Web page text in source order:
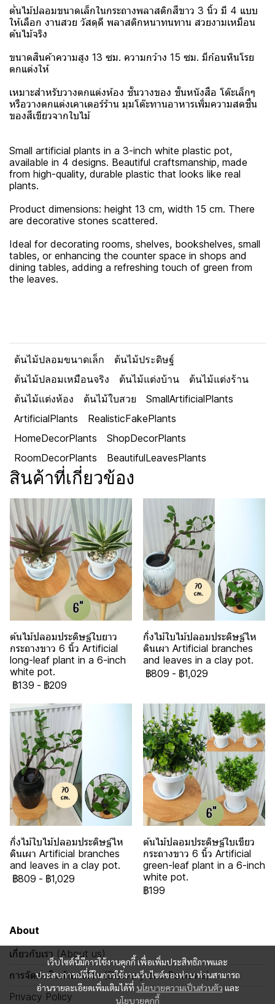
ต้่นไม้ปลอมขนาดเล็กในกระถางพลาสติกสีขาว 3 นิ้ว มี 4 แบบ
ให้เลือก งานสวย วัสดุดี พลาสติกหนาทนทาน สวยงามเหมือน
ต้นไม้จริง
ขนาดสินค้าความสูง 13 ซม. ความกว้าง 15 ซม. มีก้อนหินโรย
ตกแต่งให้
เหมาะสำหรับวางตกแต่งห้อง ชั้นวางของ ชั้นหนังสือ โต๊ะเล็กๆ
หรือวางตกแต่งเคาเตอร์ร้าน มุมโต๊ะทานอาหารเพิ่มความสดชื่น
ของสีเขียวจากใบไม้
Small artificial plants in a 3-inch white plastic pot,
available in 4 designs. Beautiful craftsmanship, made
from high-quality, durable plastic that looks like real
plants.
Product dimensions: height 13 cm, width 15 cm. There
are decorative stones scattered.
Ideal for decorating rooms, shelves, bookshelves, small
tables, or enhancing the counter space in shops and
dining tables, adding a refreshing touch of green from
the leaves.
ต้นไม้ปลอมขนาดเล็ก
ต้นไม้ประดิษฐ์
ต้นไม้ปลอมเหมือนจริง
ต้นไม้แต่งบ้าน
ต้นไม้แต่งร้าน
ต้นไม้แต่งห้อง
ต้นไม้ใบสวย
SmallArtificialPlants
ArtificialPlants
RealisticFakePlants
HomeDecorPlants
ShopDecorPlants
RoomDecorPlants
BeautifulLeavesPlants
สินค้าที่เกี่ยวข้อง
ต้นไม้ปลอมประดิษฐ์ใบยาว
กระถางขาว 6 นิ้ว Artificial
long-leaf plant in a 6-inch
white pot.
฿139 - ฿209
กิ่งไม้ใบไม้ปลอมประดิษฐ์ไห
ดินเผา Artificial branches
and leaves in a clay pot.
฿809 - ฿1,029
กิ่งไม้ใบไม้ปลอมประดิษฐ์ไห
ดินเผา Artificial branches
and leaves in a clay pot.
฿809 - ฿1,029
ต้นไม้ปลอมประดิษฐ์ใบเขียว
กระถางขาว 6 นิ้ว Artificial
green-leaf plant in a 6-inch
white pot.
฿199
เว็บไซต์นี้มีการใช้งานคุกกี้ เพื่อเพิ่มประสิทธิภาพและ
ประสบการณ์ที่ดีในการใช้งานเว็บไซต์ของท่าน ท่านสามารถ
อ่านรายละเอียดเพิ่มเติมได้ที่ นโยบายความเป็นส่วนตัว และ
นโยบายคุกกี้
About
เกี่ยวกับเรา (About us)
การจัดส่งสินค้าและรีวิว (Delivery and Reviews)
Privacy Policy